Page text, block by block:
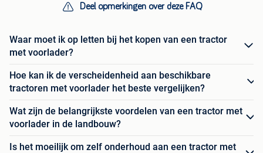
Deel opmerkingen over deze FAQ
Waar moet ik op letten bij het kopen van een tractor
met voorlader?
Hoe kan ik de verscheidenheid aan beschikbare
tractoren met voorlader het beste vergelijken?
Wat zijn de belangrijkste voordelen van een tractor met
voorlader in de landbouw?
Is het moeilijk om zelf onderhoud aan een tractor met